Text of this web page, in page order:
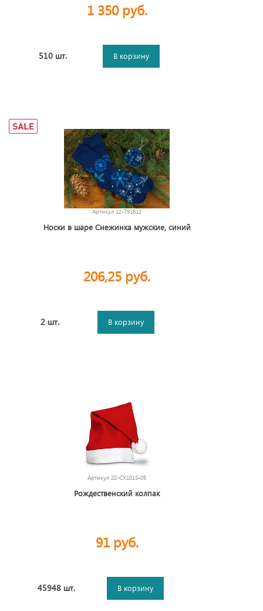
1 350 руб.
510 шт. В корзину
Артикул 12-791812
Носки в шаре Снежинка мужские, синий
206,25 руб.
2 шт. В корзину
Артикул 22-CX1015-05
Рождественский колпак
91 руб.
45948 шт. В корзину